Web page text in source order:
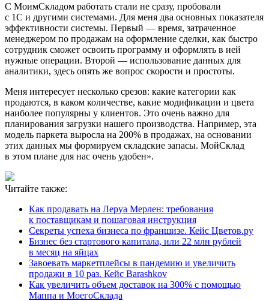
С МоимСкладом работать стали не сразу, пробовали
с 1С и другими системами. Для меня два основных показателя
эффективности системы. Первый — время, затраченное
менеджером по продажам на оформление сделки, как быстро
сотрудник сможет освоить программу и оформлять в ней
нужные операции. Второй — использование данных для
аналитики, здесь опять же вопрос скорости и простоты.
Меня интересует несколько срезов: какие категории как
продаются, в каком количестве, какие модификации и цвета
наиболее популярны у клиентов. Это очень важно для
планирования загрузки нашего производства. Например, эта
модель паркета выросла на 200% в продажах, на основании
этих данных мы формируем складские запасы. МойСклад
в этом плане для нас очень удобен».
Читайте также:
Как продавать на Леруа Мерлен: требования
к поставщикам и пошаговая инструкция
Секреты успеха бизнеса по франшизе. Кейс Цветов.ру
Бизнес без стартового капитала, или 22 млн рублей
в месяц на яйцах
Завоевать маркетплейсы в пандемию и увеличить
продажи в 10 раз. Кейс Barashkov
Как увеличить объем доставок на 300% с помощью
Маппа и МоегоСклада